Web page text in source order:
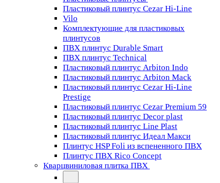
Пластиковый плинтус Cezar Hi-Line
Vilo
Комплектующие для пластиковых
плинтусов
ПВХ плинтус Durable Smart
ПВХ плинтус Technical
Пластиковый плинтус Arbiton Indo
Пластиковый плинтус Arbiton Mack
Пластиковый плинтус Cezar Hi-Line
Prestige
Пластиковый плинтус Cezar Premium 59
Пластиковый плинтус Decor plast
Пластиковый плинтус Line Plast
Пластиковый плинтус Идеал Макси
Плинтус HSP Foli из вспененного ПВХ
Плинтус ПВХ Rico Concept
Кварцвиниловая плитка ПВХ